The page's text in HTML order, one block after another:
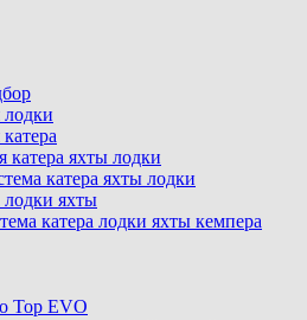
лодки
катера яхты лодки
катера яхты лодки
лодки яхты
катера лодки яхты кемпера
Top EVO